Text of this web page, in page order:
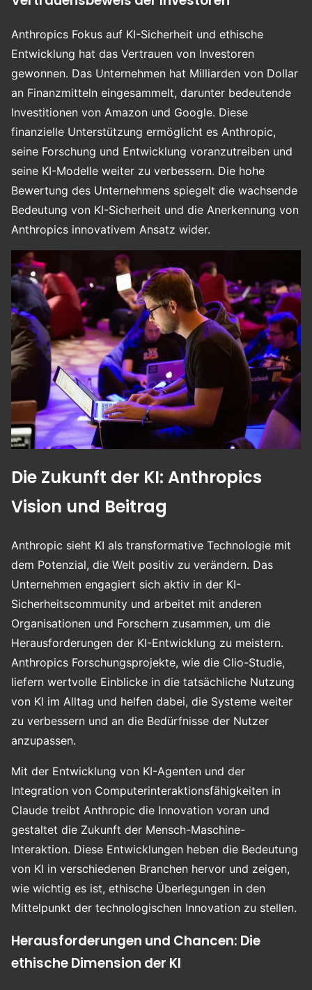
Anthropics Fokus auf KI-Sicherheit und ethische
Entwicklung hat das Vertrauen von Investoren
gewonnen. Das Unternehmen hat Milliarden von Dollar
an Finanzmitteln eingesammelt, darunter bedeutende
Investitionen von Amazon und Google. Diese
finanzielle Unterstützung ermöglicht es Anthropic,
seine Forschung und Entwicklung voranzutreiben und
seine KI-Modelle weiter zu verbessern. Die hohe
Bewertung des Unternehmens spiegelt die wachsende
Bedeutung von KI-Sicherheit und die Anerkennung von
Anthropics innovativem Ansatz wider.
Die Zukunft der KI: Anthropics
Vision und Beitrag
Anthropic sieht KI als transformative Technologie mit
dem Potenzial, die Welt positiv zu verändern. Das
Unternehmen engagiert sich aktiv in der KI-
Sicherheitscommunity und arbeitet mit anderen
Organisationen und Forschern zusammen, um die
Herausforderungen der KI-Entwicklung zu meistern.
Anthropics Forschungsprojekte, wie die Clio-Studie,
liefern wertvolle Einblicke in die tatsächliche Nutzung
von KI im Alltag und helfen dabei, die Systeme weiter
zu verbessern und an die Bedürfnisse der Nutzer
anzupassen.
Mit der Entwicklung von KI-Agenten und der
Integration von Computerinteraktionsfähigkeiten in
Claude treibt Anthropic die Innovation voran und
gestaltet die Zukunft der Mensch-Maschine-
Interaktion. Diese Entwicklungen heben die Bedeutung
von KI in verschiedenen Branchen hervor und zeigen,
wie wichtig es ist, ethische Überlegungen in den
Mittelpunkt der technologischen Innovation zu stellen.
Herausforderungen und Chancen: Die
ethische Dimension der KI